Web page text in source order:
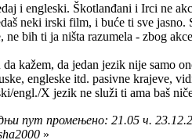
i engleski. Škotlanđani i Irci ne
neki irski film, i buće ti sve jasno.
ne bih ti ja ništa razumela - zbog
da kažem, da jedan jezik nije samo
engleske itd. pasivne krajeve,
engl./X jezik ne služi ti ama baš
пут промењено: 21.05 ч.
»